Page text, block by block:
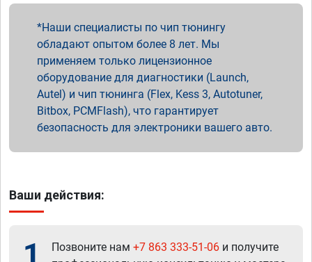
Наши специалисты по чип тюнингу
обладают опытом более 8 лет. Мы
применяем только лицензионное
оборудование для диагностики (Launch,
Autel) и чип тюнинга (Flex, Kess 3, Autotuner,
Bitbox, PCMFlash), что гарантирует
безопасность для электроники вашего авто.
Ваши действия:
1 Позвоните нам +7 863 333-51-06 и получите